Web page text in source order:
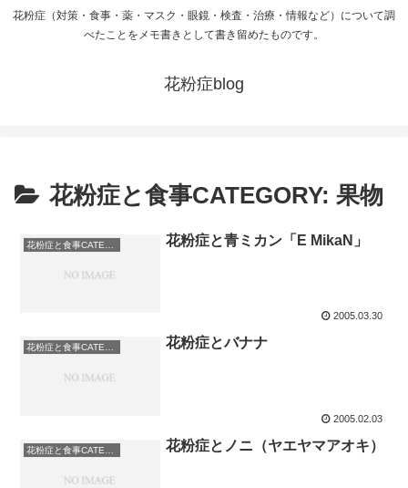
花粉症（対策・食事・薬・マスク・眼鏡・検査・治療・情報など）について調
べたことをメモ書きとして書き留めたものです。
花粉症blog
花粉症と食事CATEGORY: 果物
花粉症と青ミカン「E MikaN」
2005.03.30
花粉症と食事CATEGORY: 果物 花粉症とバナナ
2005.02.03
花粉症とノニ（ヤエヤマアオキ）